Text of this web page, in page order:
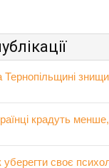
Тернопільщині
крадуть
уберегти своє